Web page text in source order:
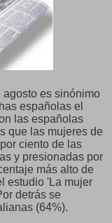
agosto es sinónimo
españolas el
las españolas
que las mujeres de
ciento de las
y presionadas por
más alto de
estudio 'La mujer
detrás se
(64%).